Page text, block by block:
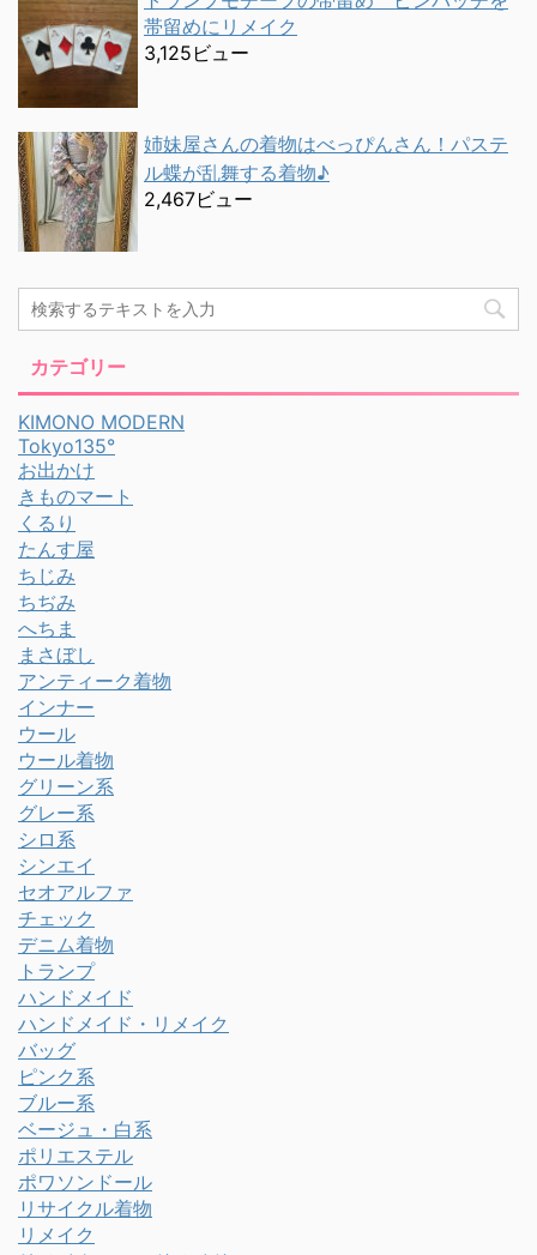
帯留めにリメイク
3,125ビュー
姉妹屋さんの着物はべっぴんさん！パステ
ル蝶が乱舞する着物♪
2,467ビュー
カテゴリー
KIMONO MODERN
Tokyo135°
お出かけ
きものマート
くるり
たんす屋
ちじみ
ちぢみ
へちま
まさぼし
アンティーク着物
インナー
ウール
ウール着物
グリーン系
グレー系
シロ系
シンエイ
セオアルファ
チェック
デニム着物
トランプ
ハンドメイド
ハンドメイド・リメイク
バッグ
ピンク系
ブルー系
ベージュ・白系
ポリエステル
ポワソンドール
リサイクル着物
リメイク